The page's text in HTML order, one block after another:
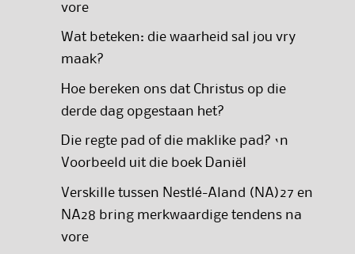
vore
Wat beteken: die waarheid sal jou vry
maak?
Hoe bereken ons dat Christus op die
derde dag opgestaan het?
Die regte pad of die maklike pad? ‘n
Voorbeeld uit die boek Daniël
Verskille tussen Nestlé-Aland (NA)27 en
NA28 bring merkwaardige tendens na
vore